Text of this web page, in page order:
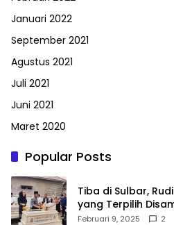
Januari 2022
September 2021
Agustus 2021
Juli 2021
Juni 2021
Maret 2020
Popular Posts
Tiba di Sulbar,
yang Terpilih
Masyarakat
Februari 9, 2025 2